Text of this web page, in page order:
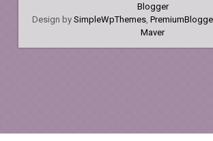
Blogger
Design by SimpleWpThemes,
Maver